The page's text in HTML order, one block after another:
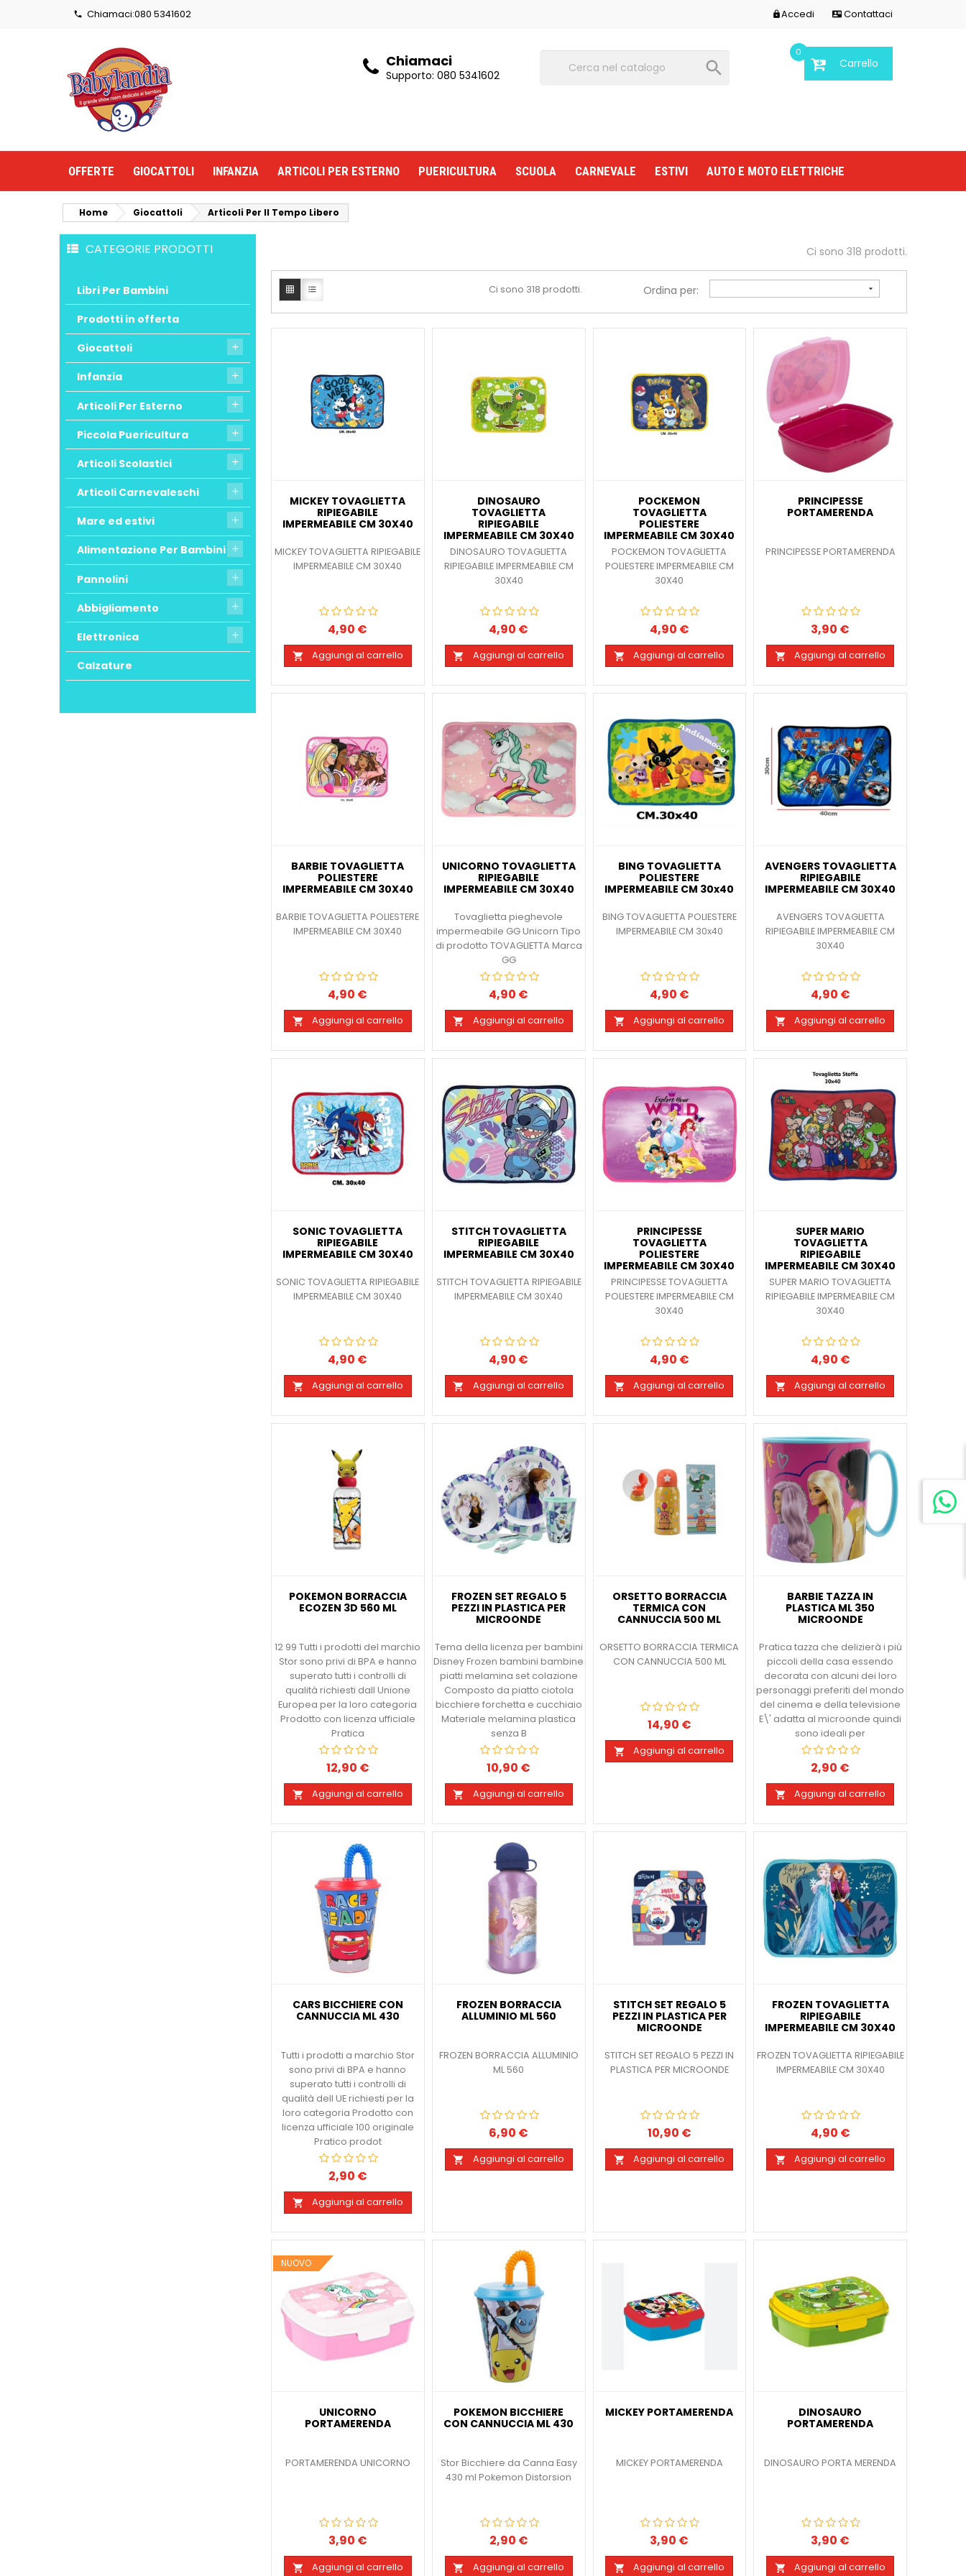
 Chiamaci:080 5341602 Accedi  Contattaci
Chiamaci
Supporto:080 5341602  Carrello
0
OFFERTE GIOCATTOLI INFANZIA ARTICOLI PER ESTERNO PUERICULTURA SCUOLA CARNEVALE ESTIVI AUTO E MOTO ELETTRICHE
Home Giocattoli Articoli Per Il Tempo Libero
CATEGORIE PRODOTTI
Libri Per Bambini
Prodotti in offerta
Giocattoli 
Infanzia 
Articoli Per Esterno 
Piccola Puericultura 
Articoli Scolastici 
Articoli Carnevaleschi 
Mare ed estivi 
Alimentazione Per Bambini 
Pannolini 
Abbigliamento 
Elettronica 
Calzature
Ci sono 318 prodotti.
  Ci sono 318 prodotti. Ordina per: 
MICKEY TOVAGLIETTA
RIPIEGABILE
IMPERMEABILE CM 30X40
MICKEY TOVAGLIETTA RIPIEGABILE
IMPERMEABILE CM 30X40
Prezzo
4,90 €
 Aggiungi al carrello
DINOSAURO
TOVAGLIETTA
RIPIEGABILE
IMPERMEABILE CM 30X40
DINOSAURO TOVAGLIETTA
RIPIEGABILE IMPERMEABILE CM
30X40
Prezzo
4,90 €
 Aggiungi al carrello
POCKEMON
TOVAGLIETTA
POLIESTERE
IMPERMEABILE CM 30X40
POCKEMON TOVAGLIETTA
POLIESTERE IMPERMEABILE CM
30X40
Prezzo
4,90 €
 Aggiungi al carrello
PRINCIPESSE
PORTAMERENDA
PRINCIPESSE PORTAMERENDA
Prezzo
3,90 €
 Aggiungi al carrello
BARBIE TOVAGLIETTA
POLIESTERE
IMPERMEABILE CM 30X40
BARBIE TOVAGLIETTA POLIESTERE
IMPERMEABILE CM 30X40
Prezzo
4,90 €
 Aggiungi al carrello
UNICORNO TOVAGLIETTA
RIPIEGABILE
IMPERMEABILE CM 30X40
Tovaglietta pieghevole
impermeabile GG Unicorn Tipo
di prodotto TOVAGLIETTA Marca
GG
Prezzo
4,90 €
 Aggiungi al carrello
BING TOVAGLIETTA
POLIESTERE
IMPERMEABILE CM 30x40
BING TOVAGLIETTA POLIESTERE
IMPERMEABILE CM 30x40
Prezzo
4,90 €
 Aggiungi al carrello
AVENGERS TOVAGLIETTA
RIPIEGABILE
IMPERMEABILE CM 30X40
AVENGERS TOVAGLIETTA
RIPIEGABILE IMPERMEABILE CM
30X40
Prezzo
4,90 €
 Aggiungi al carrello
SONIC TOVAGLIETTA
RIPIEGABILE
IMPERMEABILE CM 30X40
SONIC TOVAGLIETTA RIPIEGABILE
IMPERMEABILE CM 30X40
Prezzo
4,90 €
 Aggiungi al carrello
STITCH TOVAGLIETTA
RIPIEGABILE
IMPERMEABILE CM 30X40
STITCH TOVAGLIETTA RIPIEGABILE
IMPERMEABILE CM 30X40
Prezzo
4,90 €
 Aggiungi al carrello
PRINCIPESSE
TOVAGLIETTA
POLIESTERE
IMPERMEABILE CM 30X40
PRINCIPESSE TOVAGLIETTA
POLIESTERE IMPERMEABILE CM
30X40
Prezzo
4,90 €
 Aggiungi al carrello
SUPER MARIO
TOVAGLIETTA
RIPIEGABILE
IMPERMEABILE CM 30X40
SUPER MARIO TOVAGLIETTA
RIPIEGABILE IMPERMEABILE CM
30X40
Prezzo
4,90 €
 Aggiungi al carrello
POKEMON BORRACCIA
ECOZEN 3D 560 ML
12 99 Tutti i prodotti del marchio
Stor sono privi di BPA e hanno
superato tutti i controlli di
qualità richiesti dall Unione
Europea per la loro categoria
Prodotto con licenza ufficiale
Pratica
Prezzo
12,90 €
 Aggiungi al carrello
FROZEN SET REGALO 5
PEZZI IN PLASTICA PER
MICROONDE
Tema della licenza per bambini
Disney Frozen bambini bambine
piatti melamina set colazione
Composto da piatto ciotola
bicchiere forchetta e cucchiaio
Materiale melamina plastica
senza B
Prezzo
10,90 €
 Aggiungi al carrello
ORSETTO BORRACCIA
TERMICA CON
CANNUCCIA 500 ML
ORSETTO BORRACCIA TERMICA
CON CANNUCCIA 500 ML
Prezzo
14,90 €
 Aggiungi al carrello
BARBIE TAZZA IN
PLASTICA ML 350
MICROONDE
Pratica tazza che delizierà i più
piccoli della casa essendo
decorata con alcuni dei loro
personaggi preferiti del mondo
del cinema e della televisione
E\' adatta al microonde quindi
sono ideali per
Prezzo
2,90 €
 Aggiungi al carrello
CARS BICCHIERE CON
CANNUCCIA ML 430
Tutti i prodotti a marchio Stor
sono privi di BPA e hanno
superato tutti i controlli di
qualità dell UE richiesti per la
loro categoria Prodotto con
licenza ufficiale 100 originale
Pratico prodot
Prezzo
2,90 €
 Aggiungi al carrello
FROZEN BORRACCIA
ALLUMINIO ML 560
FROZEN BORRACCIA ALLUMINIO
ML 560
Prezzo
6,90 €
 Aggiungi al carrello
STITCH SET REGALO 5
PEZZI IN PLASTICA PER
MICROONDE
STITCH SET REGALO 5 PEZZI IN
PLASTICA PER MICROONDE
Prezzo
10,90 €
 Aggiungi al carrello
FROZEN TOVAGLIETTA
RIPIEGABILE
IMPERMEABILE CM 30X40
FROZEN TOVAGLIETTA RIPIEGABILE
IMPERMEABILE CM 30X40
Prezzo
4,90 €
 Aggiungi al carrello
NUOVO
UNICORNO
PORTAMERENDA
PORTAMERENDA UNICORNO
Prezzo
3,90 €
 Aggiungi al carrello
POKEMON BICCHIERE
CON CANNUCCIA ML 430
Stor Bicchiere da Canna Easy
430 ml Pokemon Distorsion
Prezzo
2,90 €
 Aggiungi al carrello
MICKEY PORTAMERENDA
MICKEY PORTAMERENDA
Prezzo
3,90 €
 Aggiungi al carrello
DINOSAURO
PORTAMERENDA
DINOSAURO PORTA MERENDA
Prezzo
3,90 €
 Aggiungi al carrello